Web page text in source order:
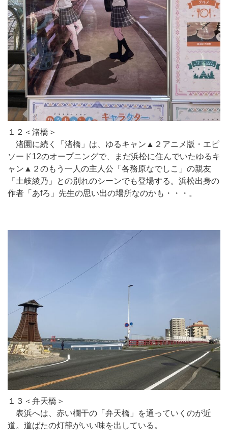
１２＜渚橋＞
渚園に続く「渚橋」は、ゆるキャン▲２アニメ版・エピ
ソード12のオープニングで、まだ浜松に住んでいたゆるキ
ャン▲２のもう一人の主人公「各務原なでしこ」の親友
「土岐綾乃」との別れのシーンでも登場する。浜松出身の
作者「あfろ」先生の思い出の場所なのかも・・・。
１３＜弁天橋＞
表浜へは、赤い欄干の「弁天橋」を通っていくのが近
道。道ばたの灯籠がいい味を出している。